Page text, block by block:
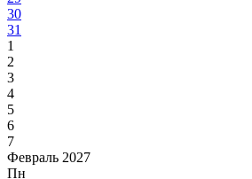
30
31
1
2
3
4
5
6
7
Февраль 2027
Пн